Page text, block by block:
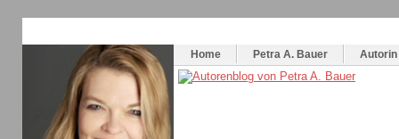
Home
Petra A. Bauer Autorin